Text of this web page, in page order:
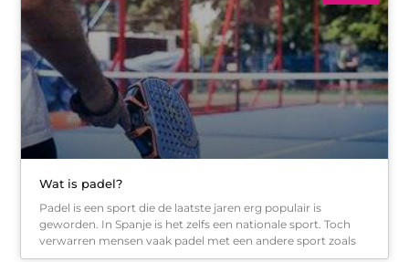
Wat is padel?
Padel is een sport die de laatste jaren erg populair is
geworden. In Spanje is het zelfs een nationale sport. Toch
verwarren mensen vaak padel met een andere sport zoals